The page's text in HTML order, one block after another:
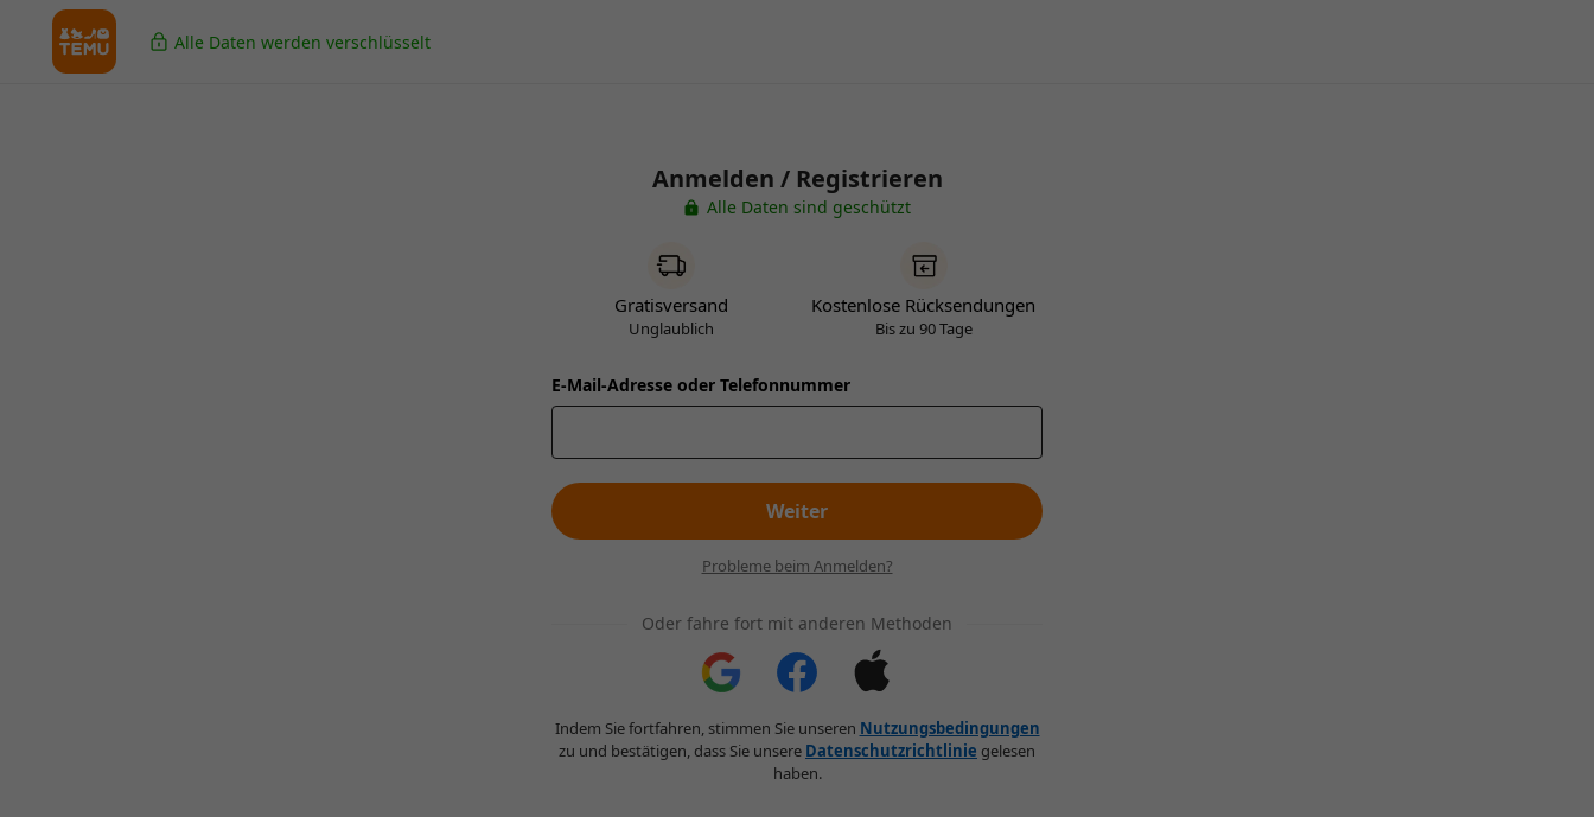
Alle Daten werden verschlüsselt
Anmelden / Registrieren
Alle Daten sind geschützt
Gratisversand
Unglaublich
Kostenlose Rücksendungen
Bis zu 90 Tage
E-Mail-Adresse oder Telefonnummer
Weiter
Probleme beim Anmelden?
Oder fahre fort mit anderen Methoden
Indem Sie fortfahren, stimmen Sie unseren Nutzungsbedingungen
zu und bestätigen, dass Sie unsere Datenschutzrichtlinie gelesen
haben.